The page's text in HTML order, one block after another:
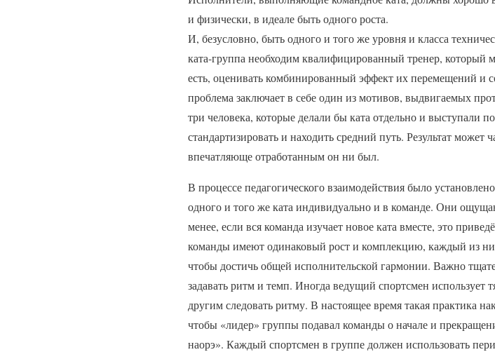
и физически, в идеале быть одного роста.
И, безусловно, быть одного и того же уровня и класса
ката-группа необходим квалифицированный тренер, который
есть, оценивать комбинированный эффект их перемещений и
проблема заключает в себе один из мотивов, выдвигаемых
три человека, которые делали бы ката отдельно и выступали
стандартизировать и находить средний путь. Результат
впечатляюще отработанным он ни был.
В процессе педагогического взаимодействия было
одного и того же ката индивидуально и в команде. Они
менее, если вся команда изучает новое ката вместе, это
команды имеют одинаковый рост и комплекцию, каждый из
чтобы достичь общей исполнительской гармонии. Важно
задавать ритм и темп. Иногда ведущий спортсмен
другим следовать ритму. В настоящее время такая практика
чтобы «лидер» группы подавал команды о начале и
наорэ». Каждый спортсмен в группе должен использовать